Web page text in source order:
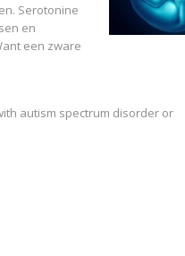
Serotonine
en
een zware
autism spectrum disorder or